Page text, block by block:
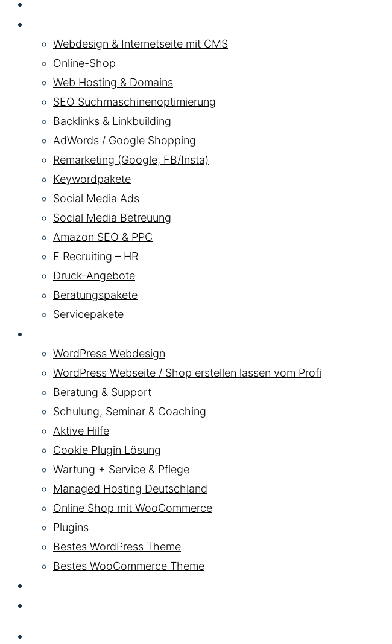
Webdesign & Internetseite mit CMS
Online-Shop
Web Hosting & Domains
SEO Suchmaschinenoptimierung
Backlinks & Linkbuilding
AdWords / Google Shopping
Remarketing (Google, FB/Insta)
Keywordpakete
Social Media Ads
Social Media Betreuung
Amazon SEO & PPC
E Recruiting – HR
Druck-Angebote
Beratungspakete
Servicepakete
WordPress Webdesign
WordPress Webseite / Shop erstellen lassen vom Profi
Beratung & Support
Schulung, Seminar & Coaching
Aktive Hilfe
Cookie Plugin Lösung
Wartung + Service & Pflege
Managed Hosting Deutschland
Online Shop mit WooCommerce
Plugins
Bestes WordPress Theme
Bestes WooCommerce Theme